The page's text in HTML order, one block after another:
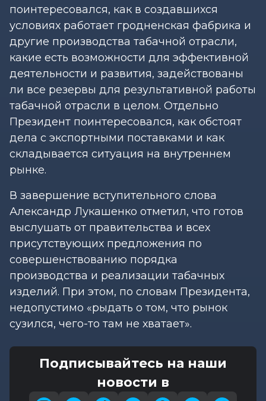
поинтересовался, как в создавшихся
условиях работает гродненская фабрика и
другие производства табачной отрасли,
какие есть возможности для эффективной
деятельности и развития, задействованы
ли все резервы для результативной работы
табачной отрасли в целом. Отдельно
Президент поинтересовался, как обстоят
дела с экспортными поставками и как
складывается ситуация на внутреннем
рынке.
В завершение вступительного слова
Александр Лукашенко отметил, что готов
выслушать от правительства и всех
присутствующих предложения по
совершенствованию порядка
производства и реализации табачных
изделий. При этом, по словам Президента,
недопустимо «рыдать о том, что рынок
сузился, чего-то там не хватает».
Подписывайтесь на наши
новости в